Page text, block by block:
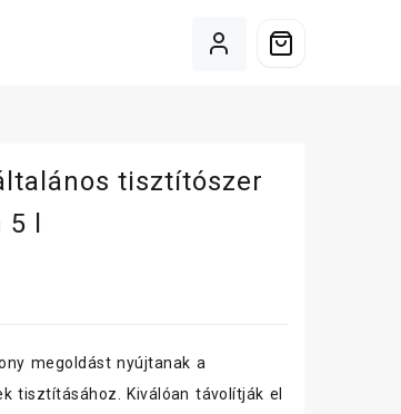
tisztítószer
5 l
megoldást nyújtanak a
tisztításához. Kiválóan távolítják el